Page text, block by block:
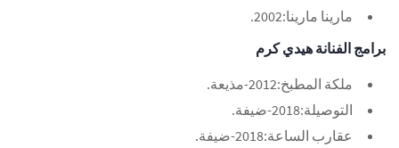
مارينا مارينا:2002.
برامج الفنانة هيدي كرم
ملكة المطبخ:2012-مذيعة.
التوصيلة:2018-ضيفة.
عقارب الساعة:2018-ضيفة.